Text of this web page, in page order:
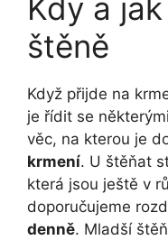
Kdy a
štěně
Když přijde na
je řídit se
věc, na kterou je
krmení. U štěňat
která jsou ještě v
doporučujeme
denně. Mladší